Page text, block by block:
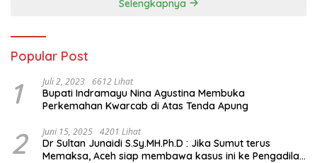
Selengkapnya
Popular Post
1 Juli 2, 2023 6612 Lihat
Bupati Indramayu Nina Agustina Membuka
Perkemahan Kwarcab di Atas Tenda Apung
2 Juni 15, 2025 4201 Lihat
Dr Sultan Junaidi S.Sy.MH.Ph.D : Jika Sumut terus
Memaksa, Aceh siap membawa kasus ini ke Pengadilan